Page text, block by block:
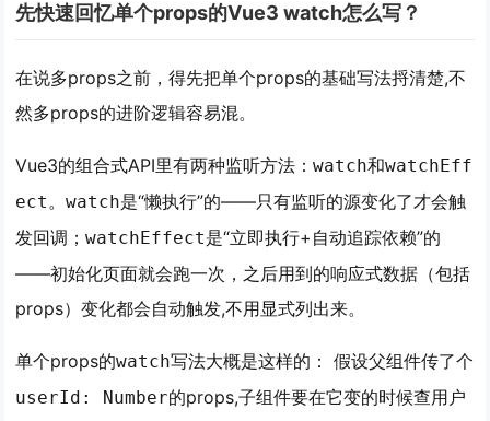
先快速回忆单个props的Vue3 watch怎么写？
在说多props之前，得先把单个props的基础写法捋清楚,不
然多props的进阶逻辑容易混。
Vue3的组合式API里有两种监听方法：watch和watchEff
ect。watch是“懒执行”的——只有监听的源变化了才会触
发回调；watchEffect是“立即执行+自动追踪依赖”的
——初始化页面就会跑一次，之后用到的响应式数据（包括
props）变化都会自动触发,不用显式列出来。
单个props的watch写法大概是这样的： 假设父组件传了个
userId: Number的props,子组件要在它变的时候查用户